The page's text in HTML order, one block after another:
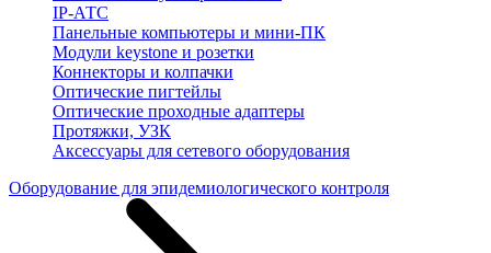
IP-АТС
Панельные компьютеры и мини-ПК
Модули keystone и розетки
Коннекторы и колпачки
Оптические пигтейлы
Оптические проходные адаптеры
Протяжки, УЗК
Аксессуары для сетевого оборудования
Оборудование для эпидемиологического контроля